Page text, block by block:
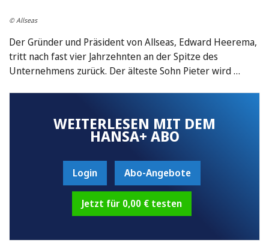
© Allseas
Der Gründer und Präsident von Allseas, Edward Heerema,
tritt nach fast vier Jahrzehnten an der Spitze des
Unternehmens zurück. Der älteste Sohn Pieter wird …
WEITERLESEN MIT DEM
HANSA+ ABO
Login Abo-Angebote
Jetzt für 0,00 € testen